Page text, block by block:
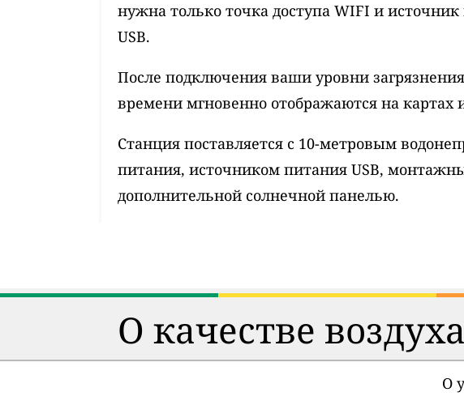
нужна только точка доступа WIFI и
USB.
После подключения ваши уровни
времени мгновенно отображаются на картах
Станция поставляется с 10-метровым
питания, источником питания USB,
дополнительной солнечной панелью.
О качестве
О